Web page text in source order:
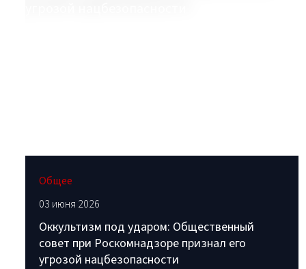
Общее
03 июня 2026
Оккультизм под ударом: Общественный
совет при Роскомнадзоре признал его
угрозой нацбезопасности